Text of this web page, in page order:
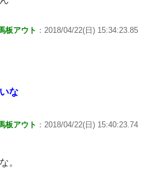
板アウト ：2018/04/22(日) 15:34:23.85
な
板アウト ：2018/04/22(日) 15:40:23.74
。